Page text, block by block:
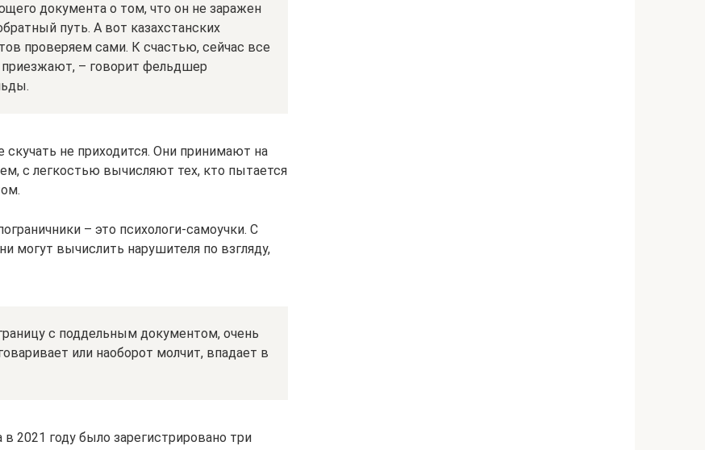
документа о том, что он не заражен
путь. А вот казахстанских
проверяем сами. К счастью, сейчас все
приезжают, – говорит фельдшер
не приходится. Они принимают на
с легкостью вычисляют тех, кто пытается
– это психологи-самоучки. С
могут вычислить нарушителя по взгляду,
с поддельным документом, очень
или наоборот молчит, впадает в
2021 году было зарегистрировано три